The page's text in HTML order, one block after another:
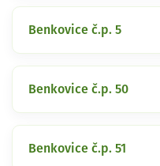
Benkovice č.p. 5
Benkovice č.p. 50
Benkovice č.p. 51